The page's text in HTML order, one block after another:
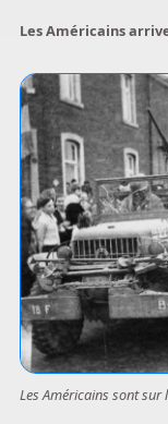
Les Américains
Les Américains sont